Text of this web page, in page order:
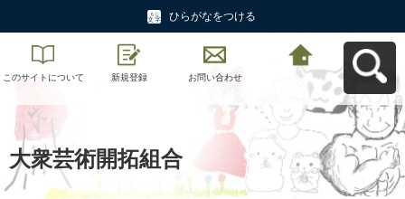
ひらがなをつける
このサイトについて 新規登録 お問い合わせ
あだち協働パートナ
ーサイトへ戻る
大衆芸術開拓組合